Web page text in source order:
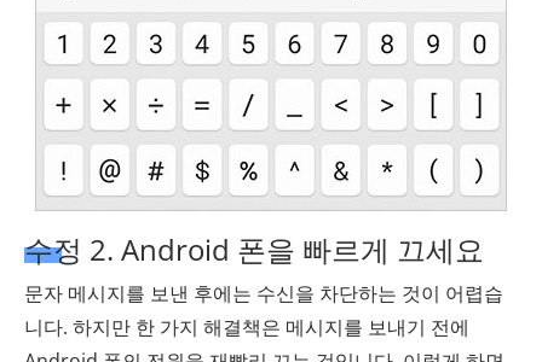
수정 2. Android 폰을 빠르게 끄세요
문자 메시지를 보낸 후에는 수신을 차단하는 것이 어렵습
니다. 하지만 한 가지 해결책은 메시지를 보내기 전에